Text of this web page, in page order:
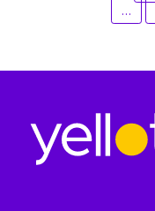
…